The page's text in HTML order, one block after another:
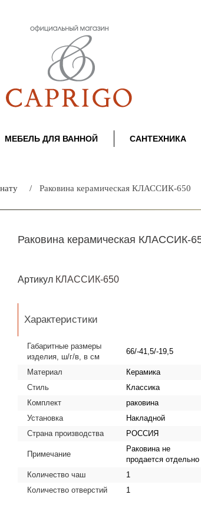
МЕБЕЛЬ ДЛЯ ВАННОЙ САНТЕХНИКА
Раковина керамическая КЛАССИК-650
Раковина керамическая КЛАССИК-
Артикул КЛАССИК-650
Характеристики
Габаритные размеры
изделия, ш/г/в, в см
66/-41,5/-19,5
Материал
Керамика
Стиль
Классика
Комплект
раковина
Установка
Накладной
Страна производства
РОССИЯ
Примечание
Раковина не
продается отдельно
Количество чаш
1
Количество отверстий
1